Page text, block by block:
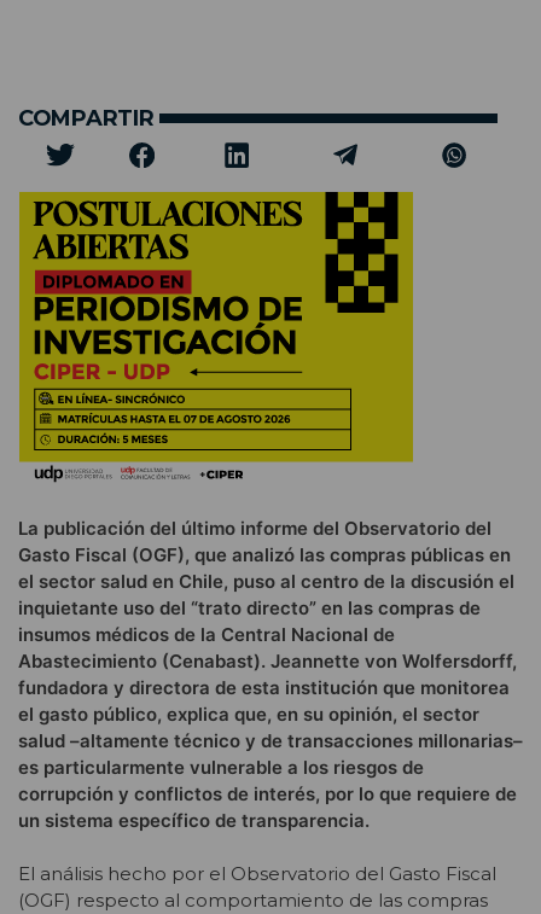
COMPARTIR
La publicación del último informe del Observatorio del
Gasto Fiscal (OGF), que analizó las compras públicas en
el sector salud en Chile, puso al centro de la discusión el
inquietante uso del “trato directo” en las compras de
insumos médicos de la Central Nacional de
Abastecimiento (Cenabast). Jeannette von Wolfersdorff,
fundadora y directora de esta institución que monitorea
el gasto público, explica que, en su opinión, el sector
salud –altamente técnico y de transacciones millonarias–
es particularmente vulnerable a los riesgos de
corrupción y conflictos de interés, por lo que requiere de
un sistema específico de transparencia.
El análisis hecho por el Observatorio del Gasto Fiscal
(OGF) respecto al comportamiento de las compras